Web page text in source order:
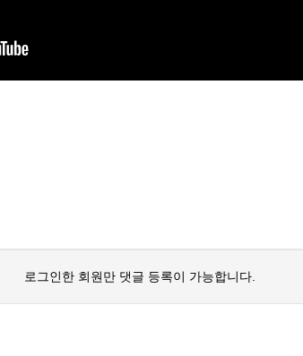
로그인한 회원만 댓글 등록이 가능합니다.